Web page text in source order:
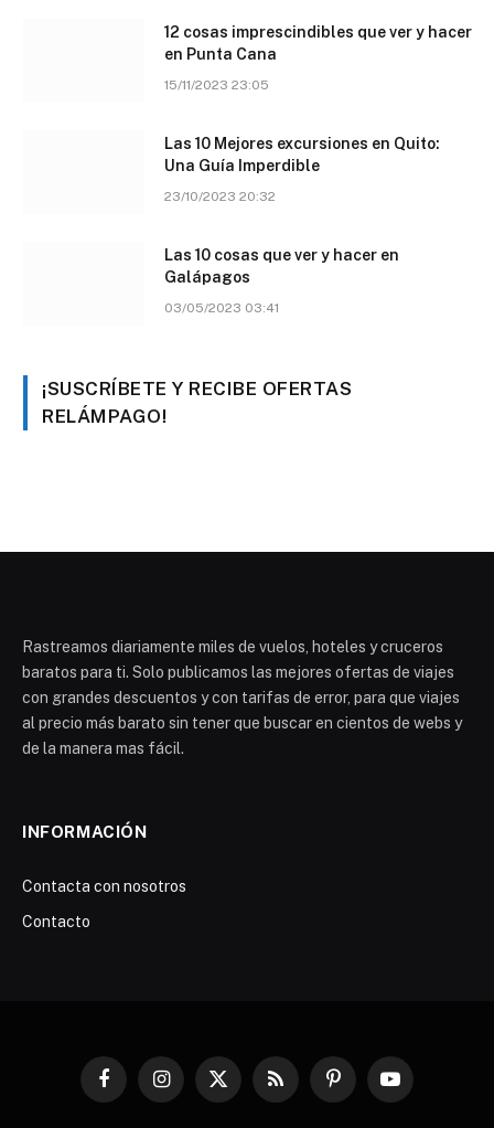
12 cosas imprescindibles que ver y hacer
en Punta Cana
15/11/2023 23:05
Las 10 Mejores excursiones en Quito:
Una Guía Imperdible
23/10/2023 20:32
Las 10 cosas que ver y hacer en
Galápagos
03/05/2023 03:41
¡SUSCRÍBETE Y RECIBE OFERTAS
RELÁMPAGO!
Rastreamos diariamente miles de vuelos, hoteles y cruceros
baratos para ti. Solo publicamos las mejores ofertas de viajes
con grandes descuentos y con tarifas de error, para que viajes
al precio más barato sin tener que buscar en cientos de webs y
de la manera mas fácil.
INFORMACIÓN
Contacta con nosotros
Contacto
FacebookInstagram
X
RSS PinterestYouTube